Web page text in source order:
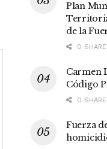
Plan
de la
0
Carmen
Código
0
Fuerza